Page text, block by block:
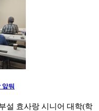
둬
설 효사랑 시니어 대학(학